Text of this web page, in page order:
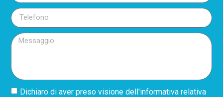
Dichiaro di aver preso visione dell'informativa relativa